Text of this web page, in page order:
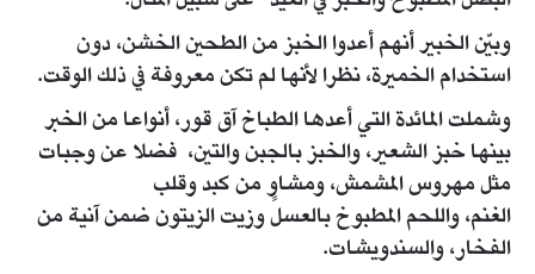
وبيّن الخبير أنهم أعدوا الخبز من الطحين الخشن، دون
استخدام الخميرة، نظرا لأنها لم تكن معروفة في ذلك الوقت.
وشملت المائدة التي أعدها الطباخ آق قور، أنواعا من الخبر
بينها خبز الشعير، والخبز بالجبن والتين، فضلا عن وجبات
مثل مهروس المشمش، ومشاوٍ من كبد وقلب
الغنم، واللحم المطبوخ بالعسل وزيت الزيتون ضمن آنية من
الفخار، والسندويشات.